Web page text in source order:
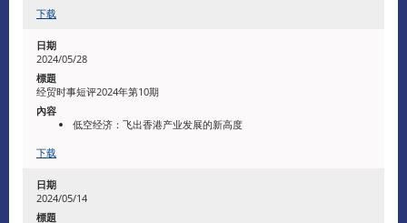
下载
2024/05/28
经贸时事短评2024年第10期
低空经济：飞出香港产业发展的新高度
下载
2024/05/14